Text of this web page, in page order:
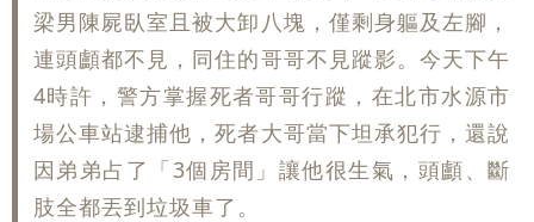
梁男陳屍臥室且被大卸八塊，僅剩身軀及左腳，
連頭顱都不見，同住的哥哥不見蹤影。今天下午
4時許，警方掌握死者哥哥行蹤，在北市水源市
場公車站逮捕他，死者大哥當下坦承犯行，還說
因弟弟占了「3個房間」讓他很生氣，頭顱、斷
肢全都丟到垃圾車了。